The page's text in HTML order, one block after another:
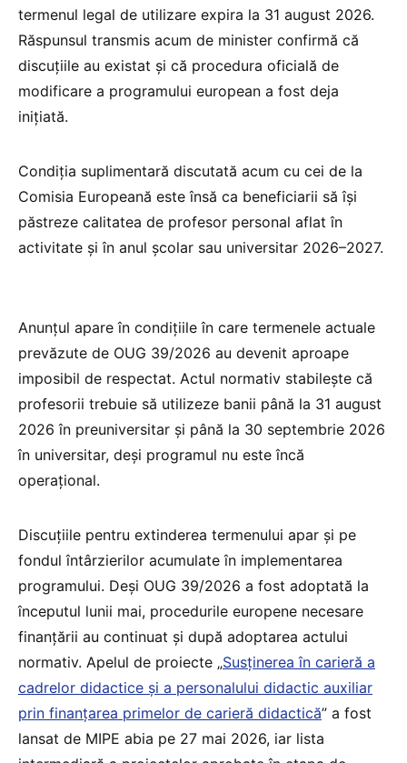
termenul legal de utilizare expira la 31 august 2026.
Răspunsul transmis acum de minister confirmă că
discuțiile au existat și că procedura oficială de
modificare a programului european a fost deja
inițiată.
Condiția suplimentară discutată acum cu cei de la
Comisia Europeană este însă ca beneficiarii să își
păstreze calitatea de profesor personal aflat în
activitate și în anul școlar sau universitar 2026–2027.
Anunțul apare în condițiile în care termenele actuale
prevăzute de OUG 39/2026 au devenit aproape
imposibil de respectat. Actul normativ stabilește că
profesorii trebuie să utilizeze banii până la 31 august
2026 în preuniversitar și până la 30 septembrie 2026
în universitar, deși programul nu este încă
operațional.
Discuțiile pentru extinderea termenului apar și pe
fondul întârzierilor acumulate în implementarea
programului. Deși OUG 39/2026 a fost adoptată la
începutul lunii mai, procedurile europene necesare
finanțării au continuat și după adoptarea actului
normativ. Apelul de proiecte „Susținerea în carieră a
cadrelor didactice și a personalului didactic auxiliar
prin finanțarea primelor de carieră didactică” a fost
lansat de MIPE abia pe 27 mai 2026, iar lista